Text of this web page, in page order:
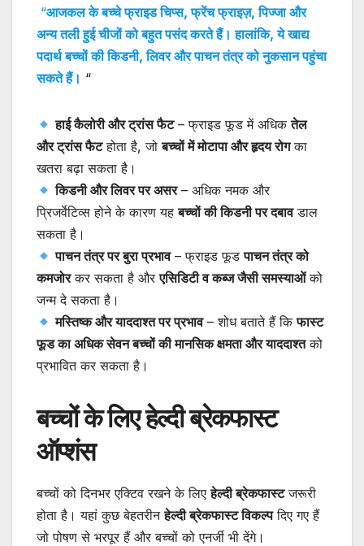
“आजकल के बच्चे फ्राइड चिप्स, फ्रेंच फ्राइज़, पिज्जा और
अन्य तली हुई चीजों को बहुत पसंद करते हैं। हालांकि, ये खाद्य
पदार्थ बच्चों की किडनी, लिवर और पाचन तंत्र को नुकसान पहुंचा
सकते हैं। “
हाई कैलोरी और ट्रांस फैट– फ्राइड फूड में अधिकतेल
और ट्रांस फैटहोता है, जोबच्चों में मोटापा और हृदय रोगका
खतरा बढ़ा सकता है।
किडनी और लिवर पर असर– अधिक नमक और
प्रिजर्वेटिव्स होने के कारण यहबच्चों की किडनी पर दबावडाल
सकता है।
पाचन तंत्र पर बुरा प्रभाव– फ्राइड फूडपाचन तंत्र को
कमजोरकर सकता है औरएसिडिटी व कब्ज जैसी समस्याओंको
जन्म दे सकता है।
मस्तिष्क और याददाश्त पर प्रभाव– शोध बताते हैं किफास्ट
फूड का अधिक सेवन बच्चों की मानसिक क्षमता और याददाश्तको
प्रभावित कर सकता है।
बच्चों के लिए हेल्दी ब्रेकफास्ट
ऑप्शंस
बच्चों को दिनभर एक्टिव रखने के लिएहेल्दी ब्रेकफास्टजरूरी
होता है। यहां कुछ बेहतरीनहेल्दी ब्रेकफास्ट विकल्पदिए गए हैं
जो पोषण से भरपूर हैं और बच्चों को एनर्जी भी देंगे।